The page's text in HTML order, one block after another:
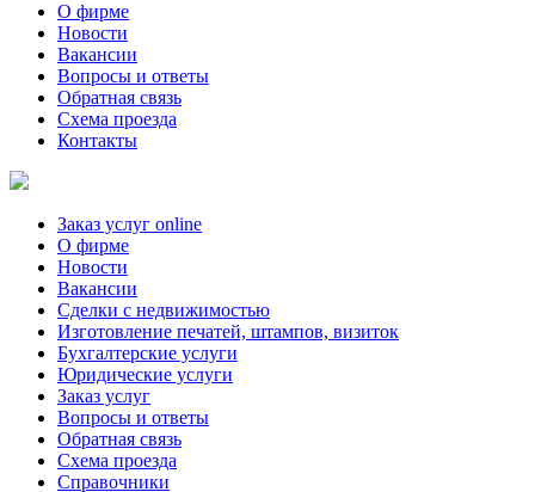
О фирме
Новости
Вакансии
Вопросы и ответы
Обратная связь
Схема проезда
Контакты
Заказ услуг online
О фирме
Новости
Вакансии
Сделки с недвижимостью
Изготовление печатей, штампов, визиток
Бухгалтерские услуги
Юридические услуги
Заказ услуг
Вопросы и ответы
Обратная связь
Схема проезда
Справочники